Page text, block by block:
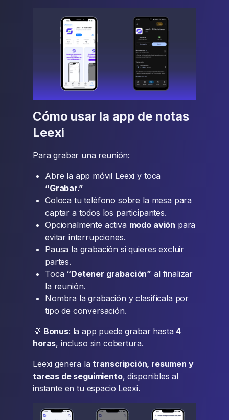
Cómo usar la app de notas
Leexi
Para grabar una reunión:
Abre la app móvil Leexi y toca
“Grabar.”
Coloca tu teléfono sobre la mesa para
captar a todos los participantes.
Opcionalmente activa modo avión para
evitar interrupciones.
Pausa la grabación si quieres excluir
partes.
Toca “Detener grabación” al finalizar
la reunión.
Nombra la grabación y clasifícala por
tipo de conversación.
💡 Bonus: la app puede grabar hasta4
horas, incluso sin cobertura.
Leexi genera latranscripción, resumen y
tareas de seguimiento, disponibles al
instante en tu espacio Leexi.